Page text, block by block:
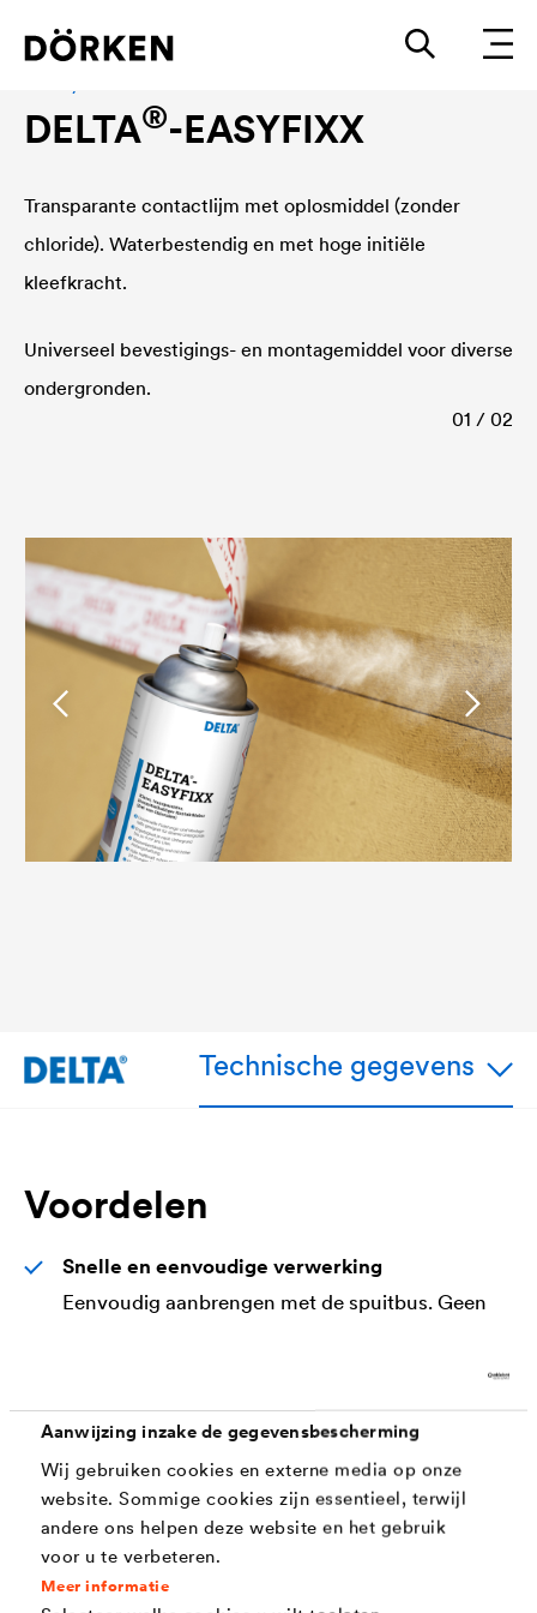
Aanwijzing inzake de gegevensbescherming
Wij gebruiken cookies en externe media op onze
website. Sommige cookies zijn essentieel, terwijl
andere ons helpen deze website en het gebruik
voor u te verbeteren.
Meer informatie
DELTA®-EASYFIXX
Transparante contactlijm met oplosmiddel (zonder
chloride). Waterbestendig en met hoge initiële
kleefkracht.
Universeel bevestigings- en montagemiddel voor diverse
ondergronden.
01 / 02
Technische gegevens
Voordelen
Snelle en eenvoudige verwerking
Eenvoudig aanbrengen met de spuitbus. Geen
Toepassing
DELTA -EASYFIXX kan aangebracht worden op
isolatiemateriaal zoals EPS, XPS, PIR en PUR, op zachte